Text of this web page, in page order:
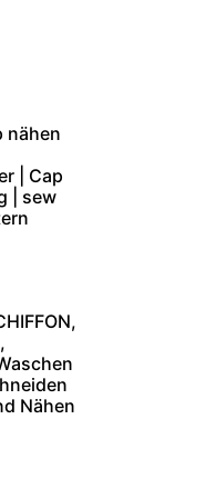
nähen
| Cap
| sew
Nähen